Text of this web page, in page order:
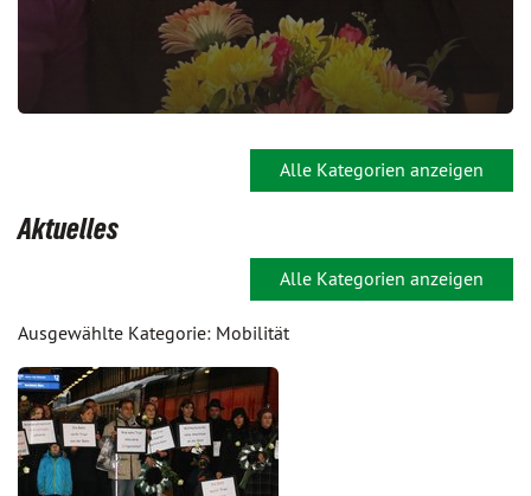
Alle Kategorien anzeigen
Aktuelles
Alle Kategorien anzeigen
Ausgewählte Kategorie: Mobilität